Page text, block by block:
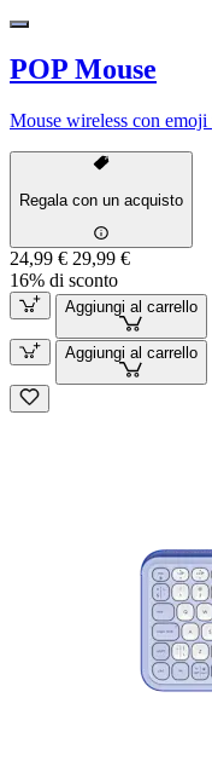
POP Mouse
Mouse wireless con
Regala con un acquisto
24,99 € 29,99 €
16% di sconto
Aggiungi al carrello
Aggiungi al carrello